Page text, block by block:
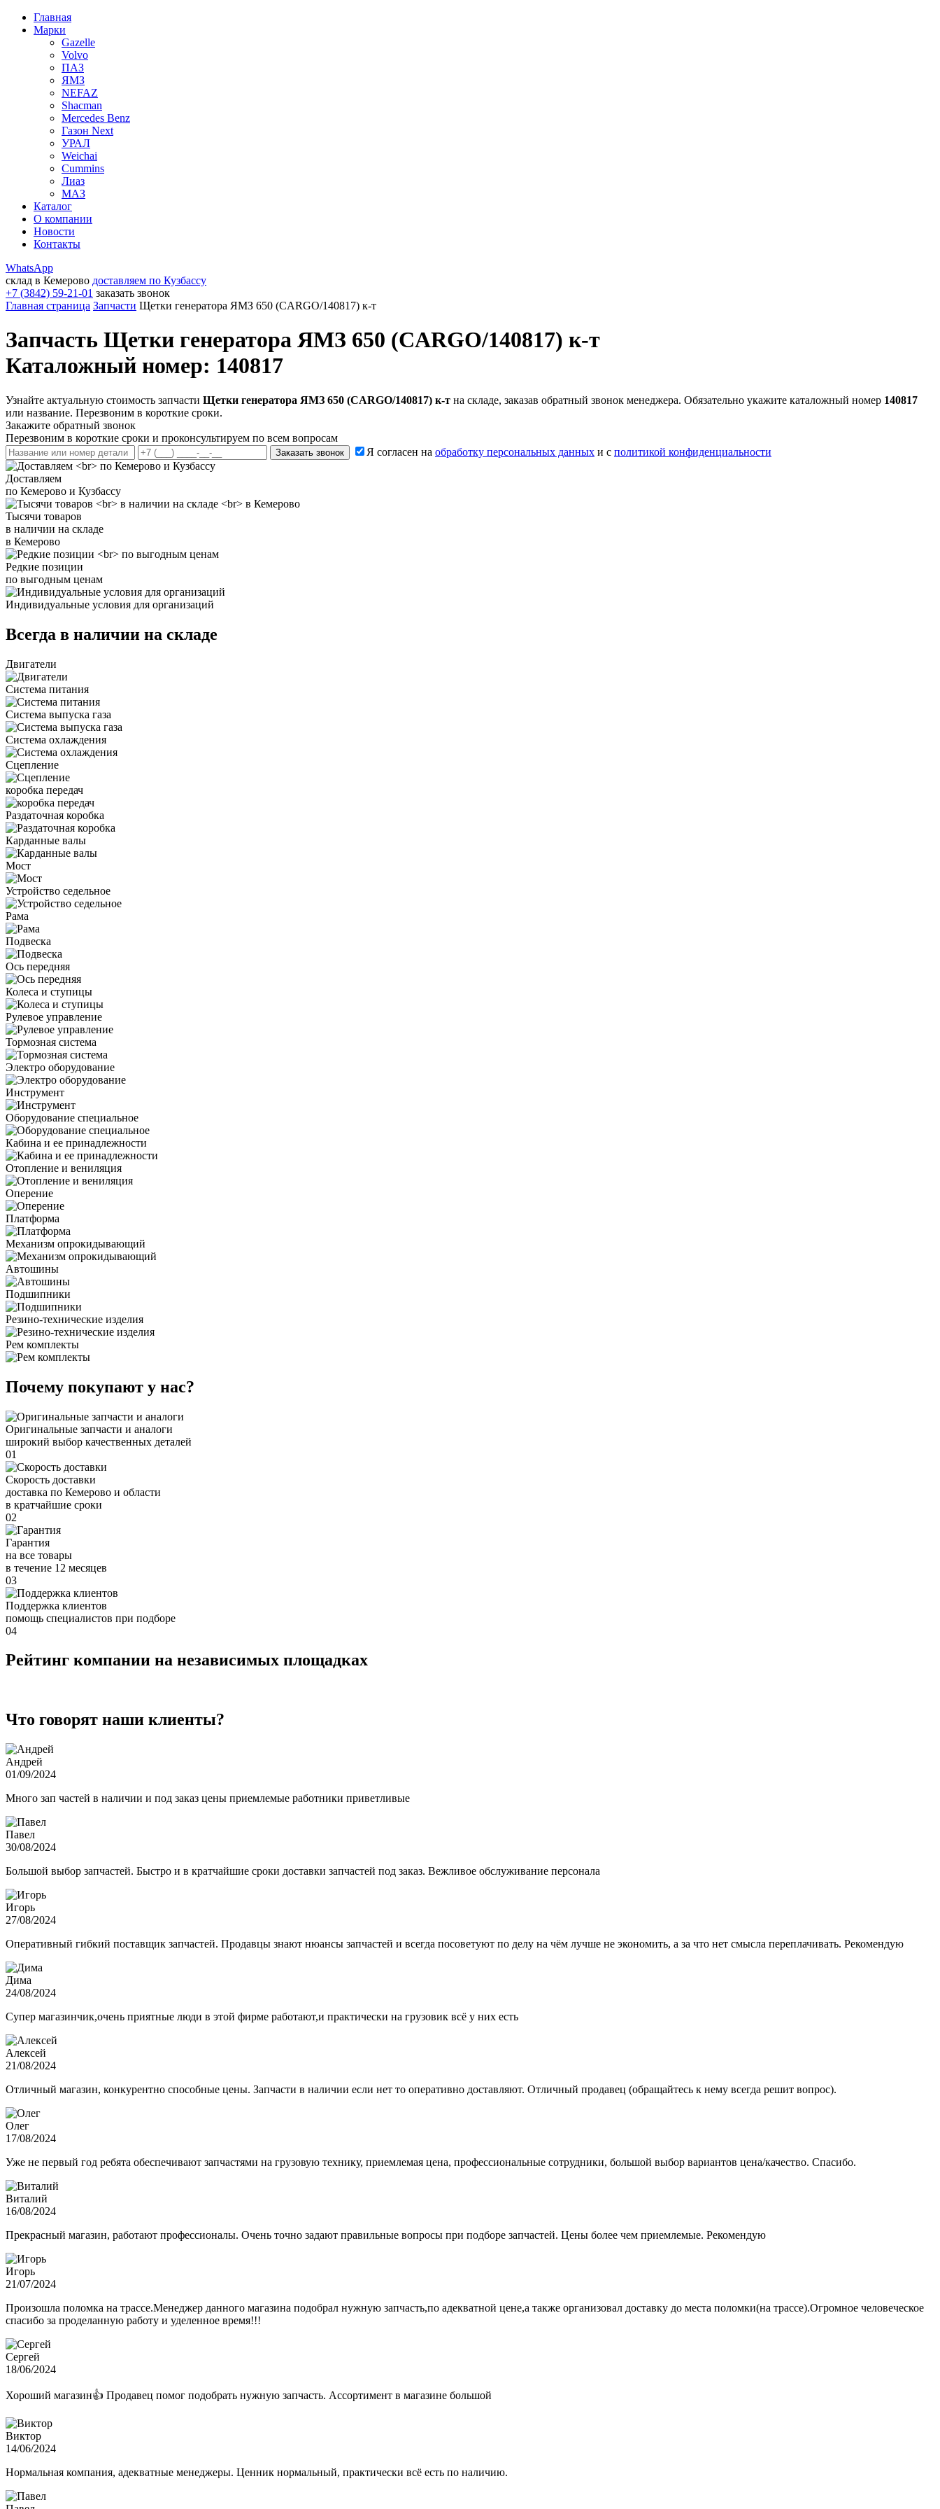
Главная
Марки
Gazelle
Volvo
ПАЗ
ЯМЗ
NEFAZ
Shacman
Mercedes Benz
Газон Next
УРАЛ
Weichai
Cummins
Лиаз
МАЗ
Каталог
О компании
Новости
Контакты
WhatsApp
склад в Кемерово доставляем по Кузбассу
+7 (3842) 59-21-01 заказать звонок
Главная страница Запчасти Щетки генератора ЯМЗ 650 (CARGO/140817) к-т
Запчасть Щетки генератора ЯМЗ 650 (CARGO/140817) к-т
Каталожный номер: 140817
Узнайте актуальную стоимость запчасти Щетки генератора ЯМЗ 650 (CARGO/140817) к-т на складе, заказав обратный звонок менеджера. Обязательно укажите каталожный номер 140817
или название. Перезвоним в короткие сроки.
Закажите обратный звонок
Перезвоним в короткие сроки и проконсультируем по всем вопросам
Заказать звонок Я согласен на обработку персональных данных и с политикой конфиденциальности
Доставляем
по Кемерово и Кузбассу
Тысячи товаров
в наличии на складе
в Кемерово
Редкие позиции
по выгодным ценам
Индивидуальные условия для организаций
Всегда в наличии на складе
Двигатели
Система питания
Система выпуска газа
Система охлаждения
Сцепление
коробка передач
Раздаточная коробка
Карданные валы
Мост
Устройство седельное
Рама
Подвеска
Ось передняя
Колеса и ступицы
Рулевое управление
Тормозная система
Электро оборудование
Инструмент
Оборудование специальное
Кабина и ее принадлежности
Отопление и вениляция
Оперение
Платформа
Механизм опрокидывающий
Автошины
Подшипники
Резино-технические изделия
Рем комплекты
Почему покупают у нас?
Оригинальные запчасти и аналоги
широкий выбор качественных деталей
01
Скорость доставки
доставка по Кемерово и области
в кратчайшие сроки
02
Гарантия
на все товары
в течение 12 месяцев
03
Поддержка клиентов
помощь специалистов при подборе
04
Рейтинг компании на независимых площадках
Что говорят наши клиенты?
Андрей
01/09/2024
Много зап частей в наличии и под заказ цены приемлемые работники приветливые
Павел
30/08/2024
Большой выбор запчастей. Быстро и в кратчайшие сроки доставки запчастей под заказ. Вежливое обслуживание персонала
Игорь
27/08/2024
Оперативный гибкий поставщик запчастей. Продавцы знают нюансы запчастей и всегда посоветуют по делу на чём лучше не экономить, а за что нет смысла переплачивать. Рекомендую
Дима
24/08/2024
Супер магазинчик,очень приятные люди в этой фирме работают,и практически на грузовик всё у них есть
Алексей
21/08/2024
Отличный магазин, конкурентно способные цены. Запчасти в наличии если нет то оперативно доставляют. Отличный продавец (обращайтесь к нему всегда решит вопрос).
Олег
17/08/2024
Уже не первый год ребята обеспечивают запчастями на грузовую технику, приемлемая цена, профессиональные сотрудники, большой выбор вариантов цена/качество. Спасибо.
Виталий
16/08/2024
Прекрасный магазин, работают профессионалы. Очень точно задают правильные вопросы при подборе запчастей. Цены более чем приемлемые. Рекомендую
Игорь
21/07/2024
Произошла поломка на трассе.Менеджер данного магазина подобрал нужную запчасть,по адекватной цене,а также организовал доставку до места поломки(на трассе).Огромное человеческое
спасибо за проделанную работу и уделенное время!!!
Сергей
18/06/2024
Хороший магазин👍 Продавец помог подобрать нужную запчасть. Ассортимент в магазине большой
Виктор
14/06/2024
Нормальная компания, адекватные менеджеры. Ценник нормальный, практически всё есть по наличию.